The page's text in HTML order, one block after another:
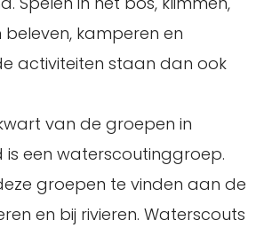
kamperen en
activiteiten staan dan ook
van de groepen in
is een waterscoutinggroep.
groepen te vinden aan de
en bij rivieren. Waterscouts